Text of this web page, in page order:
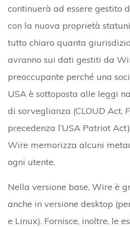
continuerà ad essere gestito
con la nuova proprietà
tutto chiaro quanta
avranno sui dati gestiti da
preoccupante perché una
USA è sottoposta alle leggi
di sorveglianza (CLOUD Act,
precedenza l’USA Patriot
Wire memorizza alcuni
ogni utente.
Nella versione base, Wire è
anche in versione desktop
e Linux). Fornisce, inoltre, le